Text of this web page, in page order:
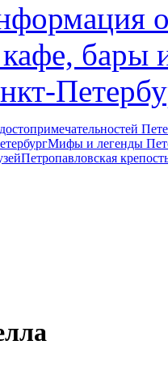
бары
Мифы и легенды
Петропавловская